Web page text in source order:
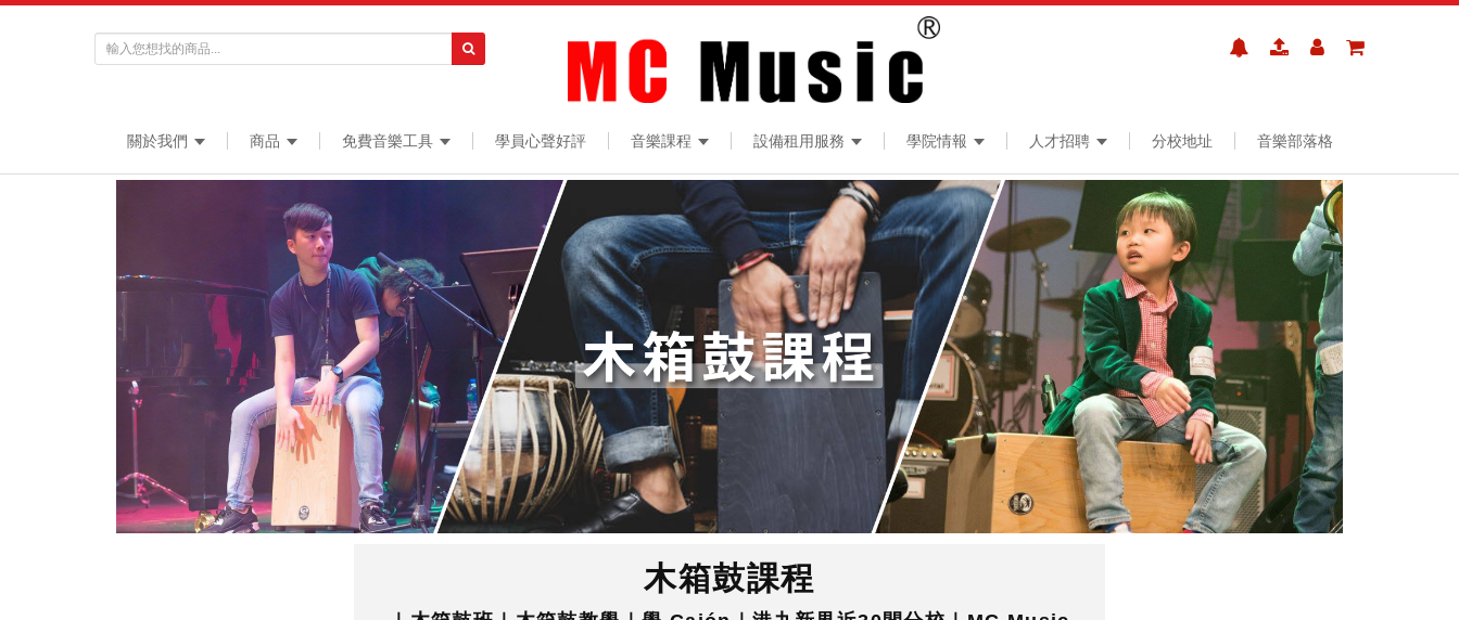
關於我們 商品 免費音樂工具 學員心聲好評 音樂課程 設備租用服務 學院情報 人才招聘 分校地址 音樂部落格
木箱鼓課程